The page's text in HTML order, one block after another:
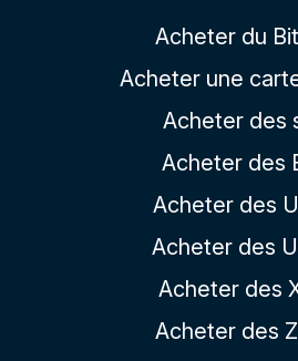
Acheter du
Acheter une
Acheter des
Acheter des
Acheter des
Acheter des
Acheter des
Acheter des